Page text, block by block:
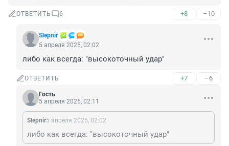
ОТВЕТИТЬ 6 +8 –10
Slepnir
5 апреля 2025, 02:02
либо как всегда: "высокоточный удар"
ОТВЕТИТЬ +7 –6
Гость
5 апреля 2025, 02:11
Slepnir5 апреля 2025, 02:02
либо как всегда: "высокоточный удар"